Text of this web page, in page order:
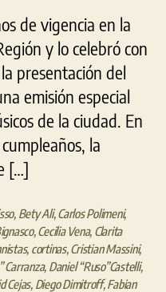
años
el
especial
“Voces
y
Sonidos
de
de vigencia en la
y lo celebró con
presentación del
emisión especial
de la ciudad. En
la
[…]
, Bety Ali, Carlos Polimeni,
, Cecilia Vena, Clarita
, cortinas, Cristian Massini,
Carranza, Daniel “Ruso”Castelli,
Cejas, Diego Dimitroff,Fabian